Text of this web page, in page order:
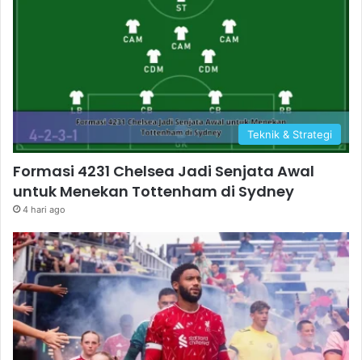
Teknik & Strategi
Formasi 4231 Chelsea Jadi Senjata Awal
untuk Menekan Tottenham di Sydney
4 hari ago